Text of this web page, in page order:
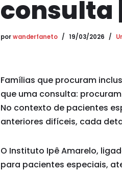
consulta
porwanderfaneto 19/03/2026
Famílias que procuram
que uma consulta:
No contexto de pacientes
anteriores difíceis, cada
O Instituto Ipê Amarelo,
para pacientes especiais,